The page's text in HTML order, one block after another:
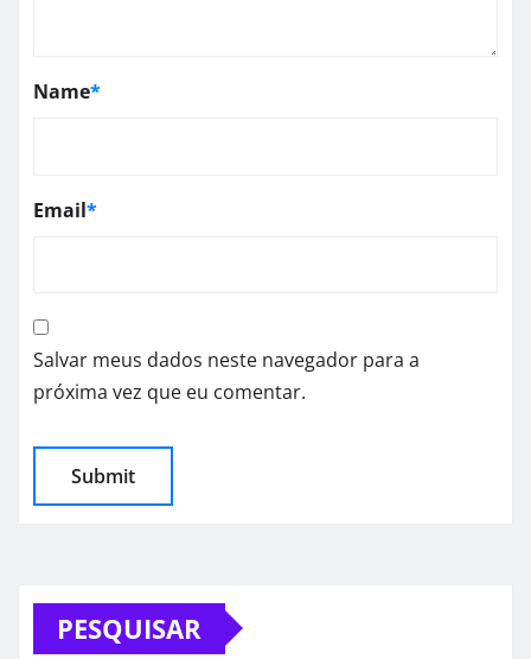
Name*
Email*
Salvar meus dados neste navegador para a
próxima vez que eu comentar.
PESQUISAR